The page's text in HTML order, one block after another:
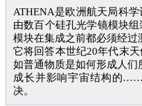
ATHENA是欧洲航天局科
由数百个硅孔光学镜模块
模块在集成之前都必须经过
它将回答本世纪20年代末
如普通物质是如何形成人
成长并影响宇宙结构的
决。